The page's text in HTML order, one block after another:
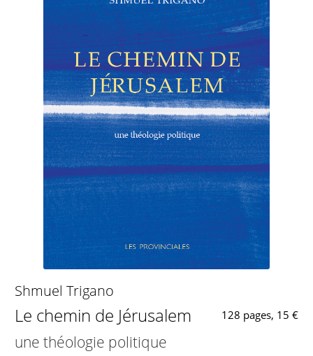
Shmuel Trigano
Le chemin de Jérusalem 128 pages, 15 €
une théologie politique